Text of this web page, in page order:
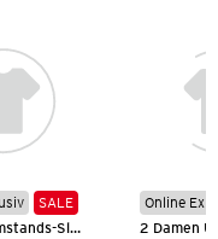
SALE
3 Damen Umstands-Slips
Online